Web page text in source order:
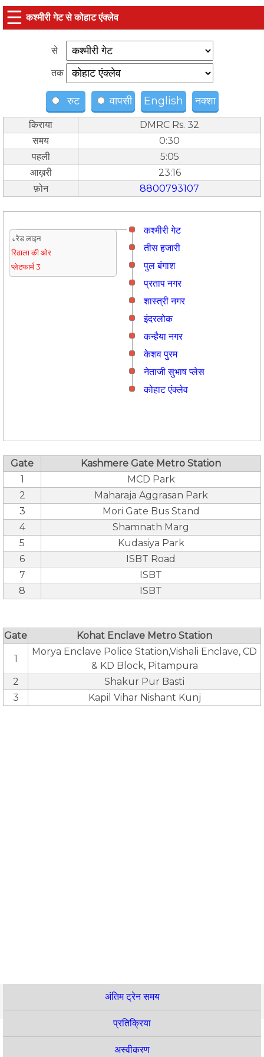
☰ कश्मीरी गेट से कोहाट एंक्लेव
से
तक
रुट वापसी English नक्शा
किराया
DMRC Rs. 32
समय
0:30
पहली
5:05
आख़री
23:16
फ़ोन
8800793107
कश्मीरी गेट
↓रेड लाइन
रिठाला की ओर
प्लेटफार्म 3
तीस हजारी
पुल बंगाश
प्रताप नगर
शास्त्री नगर
इंदरलोक
कन्हैया नगर
केशव पुरम
नेताजी सुभाष प्लेस
कोहाट एंक्लेव
Gate
Kashmere Gate Metro Station
1
MCD Park
2
Maharaja Aggrasan Park
3
Mori Gate Bus Stand
4
Shamnath Marg
5
Kudasiya Park
6
ISBT Road
7
ISBT
8
ISBT
Gate Kohat Enclave Metro Station
1
Morya Enclave Police Station,Vishali Enclave, CD
& KD Block, Pitampura
2
Shakur Pur Basti
3
Kapil Vihar Nishant Kunj
अंतिम ट्रेन समय
प्रतिक्रिया
अस्वीकरण